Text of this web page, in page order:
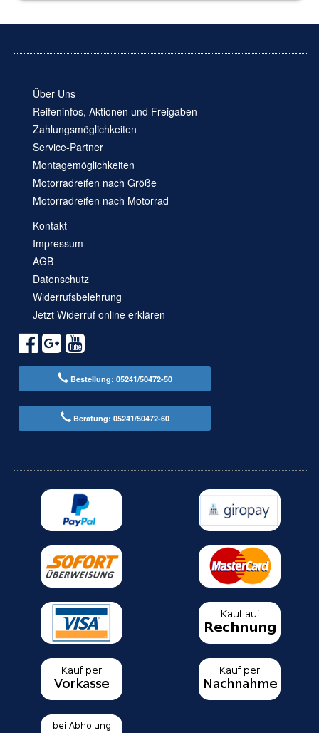
Über Uns
Reifeninfos, Aktionen und Freigaben
Zahlungsmöglichkeiten
Service-Partner
Montagemöglichkeiten
Motorradreifen nach Größe
Motorradreifen nach Motorrad
Kontakt
Impressum
AGB
Datenschutz
Widerrufsbelehrung
Jetzt Widerruf online erklären
Bestellung: 05241/50472-50
Beratung: 05241/50472-60